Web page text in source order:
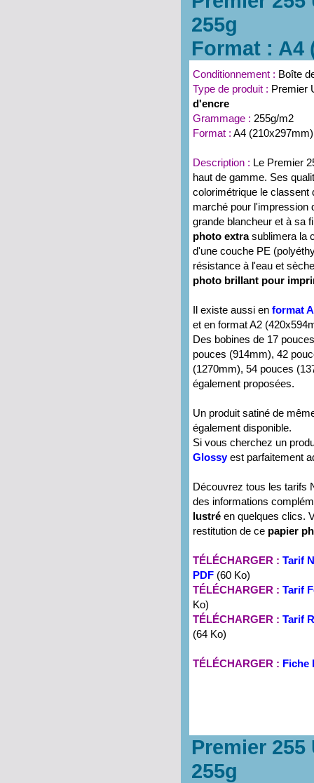
255g
Format : A4
Conditionnement : Boîte
Type de produit : Premier
d'encre
Grammage : 255g/m2
Format : A4 (210x297mm)
Description : Le Premier
haut de gamme. Ses
colorimétrique le classent
marché pour l'impression
grande blancheur et à sa
photo extrasublimera la
d'une couche PE
résistance à l'eau et
photo brillant pour
Il existe aussi en format
et en format A2
Des bobines de 17
pouces (914mm), 42
(1270mm), 54 pouces
également proposées.
Un produit satiné de
également disponible.
Si vous cherchez un
Glossyest parfaitement
Découvrez tous les tarifs
des informations
lustré en quelques clics.
restitution de ce papier
TÉLÉCHARGER : Tarif
PDF (60 Ko)
TÉLÉCHARGER : Tarif
Ko)
TÉLÉCHARGER : Tarif
(64 Ko)
TÉLÉCHARGER : Fiche
Premier
255g